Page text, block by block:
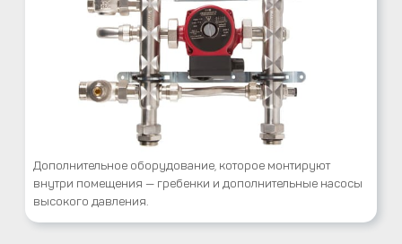
Дополнительное оборудование, которое монтируют
внутри помещения — гребенки и дополнительные насосы
высокого давления.